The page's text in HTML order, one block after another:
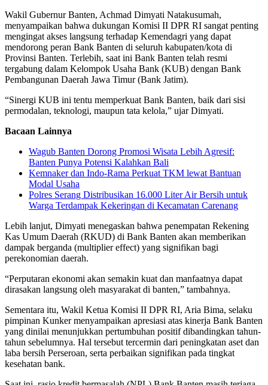
Wakil Gubernur Banten, Achmad Dimyati Natakusumah,
menyampaikan bahwa dukungan Komisi II DPR RI sangat penting
mengingat akses langsung terhadap Kemendagri yang dapat
mendorong peran Bank Banten di seluruh kabupaten/kota di
Provinsi Banten. Terlebih, saat ini Bank Banten telah resmi
tergabung dalam Kelompok Usaha Bank (KUB) dengan Bank
Pembangunan Daerah Jawa Timur (Bank Jatim).
“Sinergi KUB ini tentu memperkuat Bank Banten, baik dari sisi
permodalan, teknologi, maupun tata kelola,” ujar Dimyati.
Bacaan Lainnya
Wagub Banten Dorong Promosi Wisata Lebih Agresif:
Banten Punya Potensi Kalahkan Bali
Kemnaker dan Indo-Rama Perkuat TKM lewat Bantuan
Modal Usaha
Polres Serang Distribusikan 16.000 Liter Air Bersih untuk
Warga Terdampak Kekeringan di Kecamatan Carenang
Lebih lanjut, Dimyati menegaskan bahwa penempatan Rekening
Kas Umum Daerah (RKUD) di Bank Banten akan memberikan
dampak berganda (multiplier effect) yang signifikan bagi
perekonomian daerah.
“Perputaran ekonomi akan semakin kuat dan manfaatnya dapat
dirasakan langsung oleh masyarakat di banten,” tambahnya.
Sementara itu, Wakil Ketua Komisi II DPR RI, Aria Bima, selaku
pimpinan Kunker menyampaikan apresiasi atas kinerja Bank Banten
yang dinilai menunjukkan pertumbuhan positif dibandingkan tahun-
tahun sebelumnya. Hal tersebut tercermin dari peningkatan aset dan
laba bersih Perseroan, serta perbaikan signifikan pada tingkat
kesehatan bank.